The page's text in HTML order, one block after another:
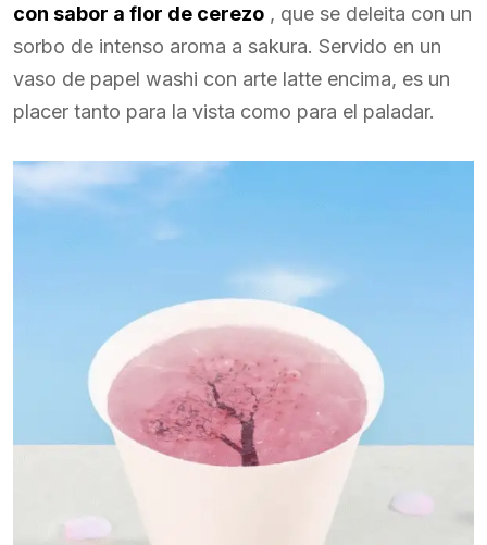
con sabor a flor de cerezo , que se deleita con un
sorbo de intenso aroma a sakura. Servido en un
vaso de papel washi con arte latte encima, es un
placer tanto para la vista como para el paladar.